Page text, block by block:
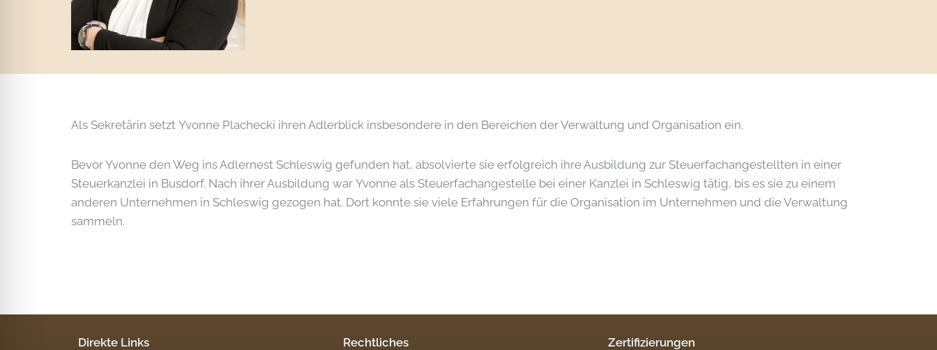
Als Sekretärin setzt Yvonne Plachecki ihren Adlerblick insbesondere in den Bereichen der Verwaltung und Organisation ein.
Bevor Yvonne den Weg ins Adlernest Schleswig gefunden hat, absolvierte sie erfolgreich ihre Ausbildung zur Steuerfachangestellten in einer
Steuerkanzlei in Busdorf. Nach ihrer Ausbildung war Yvonne als Steuerfachangestelle bei einer Kanzlei in Schleswig tätig, bis es sie zu einem
anderen Unternehmen in Schleswig gezogen hat. Dort konnte sie viele Erfahrungen für die Organisation im Unternehmen und die Verwaltung
sammeln.
Direkte Links Rechtliches Zertifizierungen